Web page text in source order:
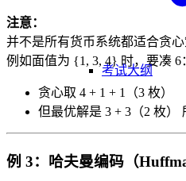
考试大纲
注意：
并不是所有货币系统都适合贪心
例如面值为 {1, 3, 4} 时，要凑 6
贪心取 4 + 1 + 1（3 枚）
但最优解是 3 + 3（2 枚）
例 3：哈夫曼编码（